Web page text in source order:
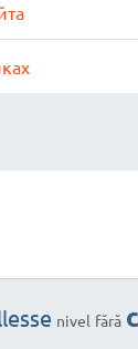
nivel fără